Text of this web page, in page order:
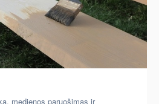
medienos paruošimas ir